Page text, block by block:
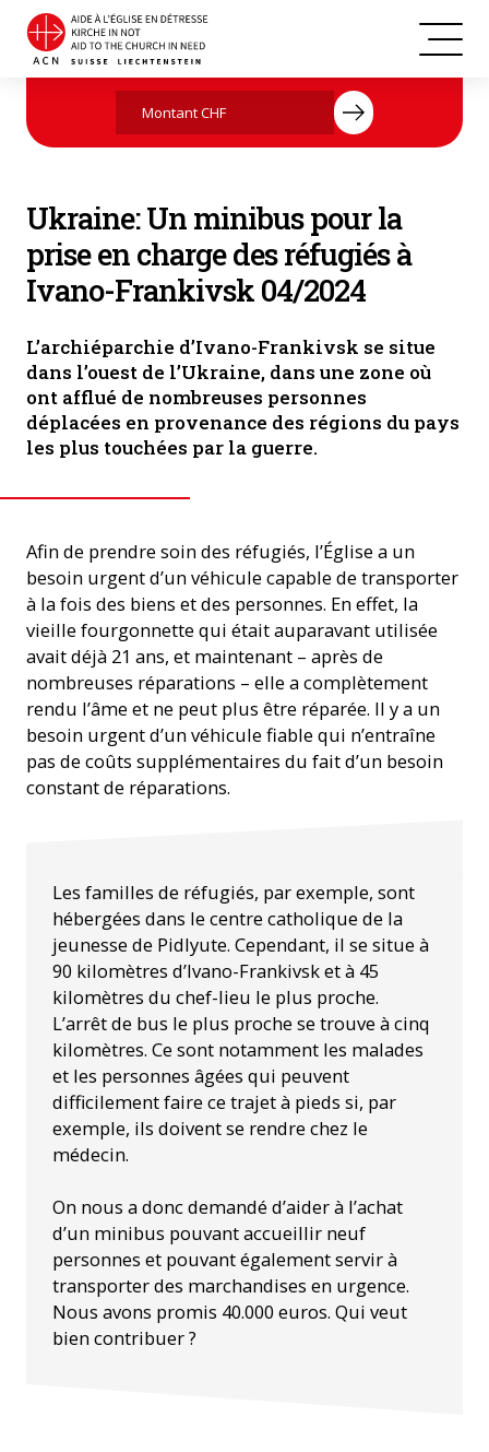
Ukraine
Agissez maintenant par votre don
Ukraine: Un minibus pour la
prise en charge des réfugiés à
Ivano-Frankivsk 04/2024
L’archiéparchie d’Ivano-Frankivsk se situe
dans l’ouest de l’Ukraine, dans une zone où
ont afflué de nombreuses personnes
déplacées en provenance des régions du pays
les plus touchées par la guerre.
Afin de prendre soin des réfugiés, l’Église a un
besoin urgent d’un véhicule capable de transporter
à la fois des biens et des personnes. En effet, la
vieille fourgonnette qui était auparavant utilisée
avait déjà 21 ans, et maintenant – après de
nombreuses réparations – elle a complètement
rendu l’âme et ne peut plus être réparée. Il y a un
besoin urgent d’un véhicule fiable qui n’entraîne
pas de coûts supplémentaires du fait d’un besoin
constant de réparations.
Les familles de réfugiés, par exemple, sont
hébergées dans le centre catholique de la
jeunesse de Pidlyute. Cependant, il se situe à
90 kilomètres d’Ivano-Frankivsk et à 45
kilomètres du chef-lieu le plus proche.
L’arrêt de bus le plus proche se trouve à cinq
kilomètres. Ce sont notamment les malades
et les personnes âgées qui peuvent
difficilement faire ce trajet à pieds si, par
exemple, ils doivent se rendre chez le
médecin.
On nous a donc demandé d’aider à l’achat
d’un minibus pouvant accueillir neuf
personnes et pouvant également servir à
transporter des marchandises en urgence.
Nous avons promis 40.000 euros. Qui veut
bien contribuer ?